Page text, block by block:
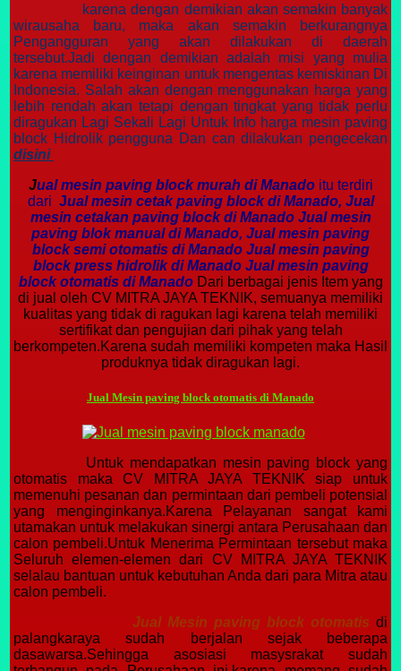
karena dengan demikian akan semakin banyak
wirausaha baru, maka akan semakin berkurangnya
Pengangguran yang akan dilakukan di daerah
tersebut.Jadi dengan demikian adalah misi yang mulia
karena memiliki keinginan untuk mengentas kemiskinan Di
Indonesia. Salah akan dengan menggunakan harga yang
lebih rendah akan tetapi dengan tingkat yang tidak perlu
diragukan Lagi Sekali Lagi Untuk Info harga mesin paving
block Hidrolik pengguna Dan can dilakukan pengecekan
disini
Jual mesin paving block murah di Manado itu terdiri
dari Jual mesin cetak paving block di Manado, Jual
mesin cetakan paving block di Manado Jual mesin
paving blok manual di Manado, Jual mesin paving
block semi otomatis di Manado Jual mesin paving
block press hidrolik di Manado Jual mesin paving
block otomatis di Manado Dari berbagai jenis Item yang
di jual oleh CV MITRA JAYA TEKNIK, semuanya memiliki
kualitas yang tidak di ragukan lagi karena telah memiliki
sertifikat dan pengujian dari pihak yang telah
berkompeten.Karena sudah memiliki kompeten maka Hasil
produknya tidak diragukan lagi.
Jual Mesin paving block otomatis di Manado
Untuk mendapatkan mesin paving block yang
otomatis maka CV MITRA JAYA TEKNIK siap untuk
memenuhi pesanan dan permintaan dari pembeli potensial
yang menginginkanya.Karena Pelayanan sangat kami
utamakan untuk melakukan sinergi antara Perusahaan dan
calon pembeli.Untuk Menerima Permintaan tersebut maka
Seluruh elemen-elemen dari CV MITRA JAYA TEKNIK
selalau bantuan untuk kebutuhan Anda dari para Mitra atau
calon pembeli.
Jual Mesin paving block otomatis di
palangkaraya sudah berjalan sejak beberapa
dasawarsa.Sehingga asosiasi masysrakat sudah